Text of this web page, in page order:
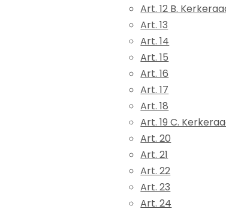
Art. 12 B.
Art. 13
Art. 14
Art. 15
Art. 16
Art. 17
Art. 18
Art. 19 C.
Art. 20
Art. 21
Art. 22
Art. 23
Art. 24